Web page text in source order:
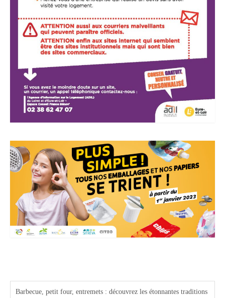
Barbecue, petit four, entremets : découvrez les étonnantes traditions